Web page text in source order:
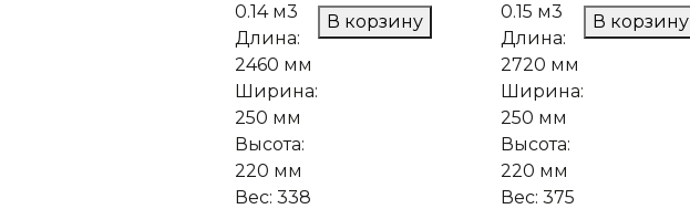
0.14 м3
Длина:
2460 мм
Ширина:
250 мм
Высота:
220 мм
Вес: 338
В корзину
0.15 м3
Длина:
2720 мм
Ширина:
250 мм
Высота:
220 мм
Вес: 375
В корзину